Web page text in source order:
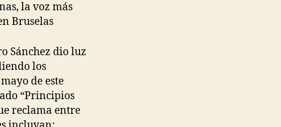
la voz más
Bruselas
Sánchez dio luz
los
de este
“Principios
reclama entre